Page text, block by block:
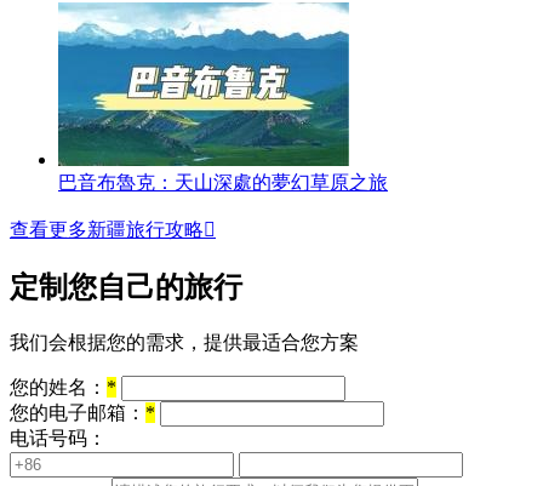
巴音布魯克：天山深處的夢幻草原之旅
查看更多新疆旅行攻略
定制您自己的旅行
我们会根据您的需求，提供最适合您方案
您的姓名： *
您的电子邮箱： *
电话号码：